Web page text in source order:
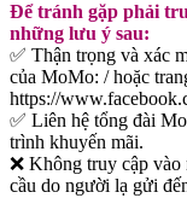
Để tránh gặp phải
những lưu ý sau:
✅ Thận trọng và xác
của MoMo: / hoặc
https://
✅ Liên hệ tổng đài
trình khuyến mãi.
❌ Không truy cập
cầu do người lạ gửi